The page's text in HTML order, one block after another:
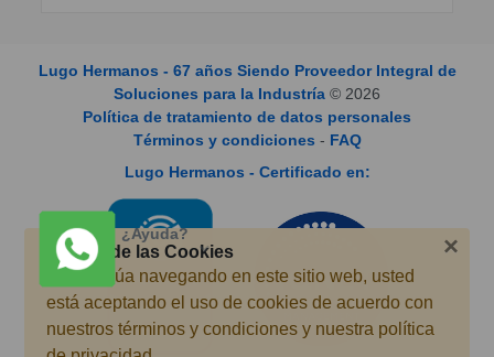
¿Ayuda?
Lugo Hermanos - 67 años Siendo Proveedor Integral de
Soluciones para la Industría © 2026
Política de tratamiento de datos personales
Términos y condiciones - FAQ
Lugo Hermanos - Certificado en:
×
Acerca de las Cookies
Si continúa navegando en este sitio web, usted
está aceptando el uso de cookies de acuerdo con
nuestros términos y condiciones y nuestra política